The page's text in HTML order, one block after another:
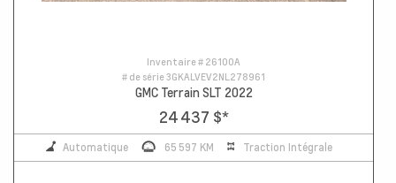
Inventaire # 26100A
# de série3GKALVEV2NL278961
GMC Terrain SLT 2022
24 437 $*
Automatique 65 597 KM Traction Intégrale